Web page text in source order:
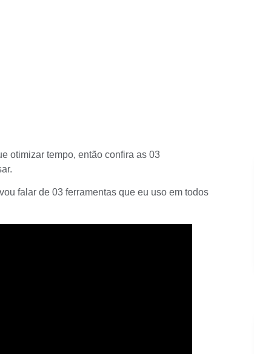
otimizar tempo, então confira as 03
falar de 03 ferramentas que eu uso em todos